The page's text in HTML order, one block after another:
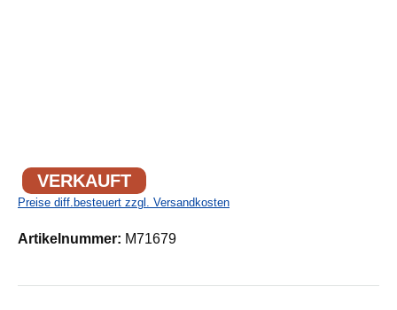
VERKAUFT
Preise diff.besteuert zzgl. Versandkosten
Artikelnummer: M71679